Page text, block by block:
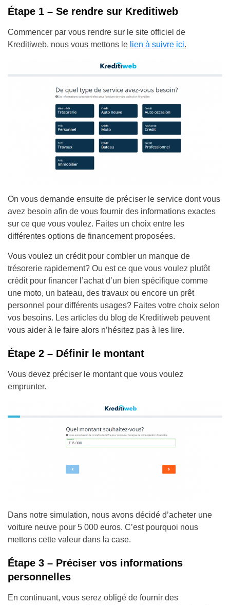
Étape 1 – Se rendre sur Kreditiweb
Commencer par vous rendre sur le site officiel de
Kreditiweb. nous vous mettons le lien à suivre ici.
On vous demande ensuite de préciser le service dont vous
avez besoin afin de vous fournir des informations exactes
sur ce que vous voulez. Faites un choix entre les
différentes options de financement proposées.
Vous voulez un crédit pour combler un manque de
trésorerie rapidement? Ou est ce que vous voulez plutôt
crédit pour financer l’achat d’un bien spécifique comme
une moto, un bateau, des travaux ou encore un prêt
personnel pour différents usages? Faites votre choix selon
vos besoins. Les articles du blog de Kreditiweb peuvent
vous aider à le faire alors n’hésitez pas à les lire.
Étape 2 – Définir le montant
Vous devez préciser le montant que vous voulez
emprunter.
Dans notre simulation, nous avons décidé d’acheter une
voiture neuve pour 5 000 euros. C’est pourquoi nous
mettons cette valeur dans la case.
Étape 3 – Préciser vos informations
personnelles
En continuant, vous serez obligé de fournir des